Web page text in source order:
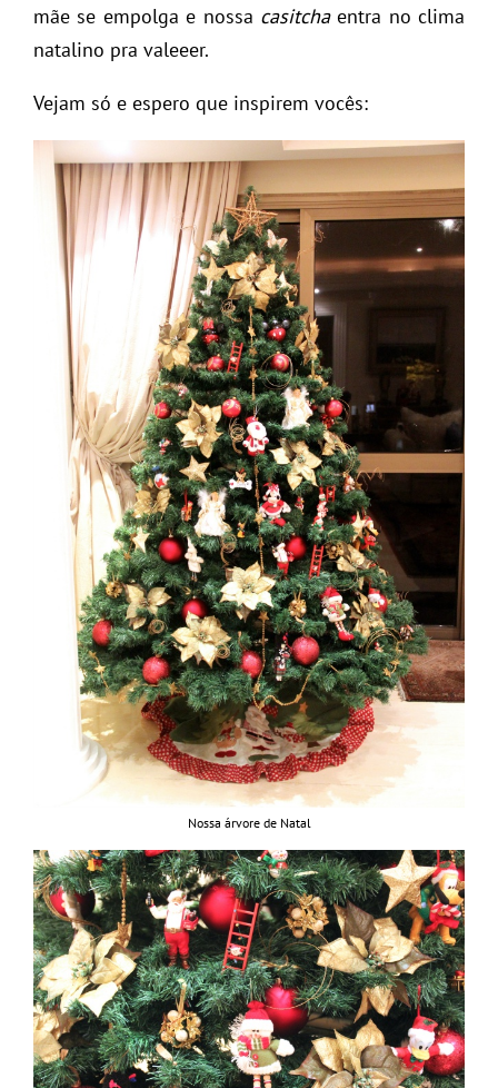
mãe se empolga e nossa casitchaentra no clima
natalino pra valeeer.
Vejam só e espero que inspirem vocês:
Nossa árvore de Natal